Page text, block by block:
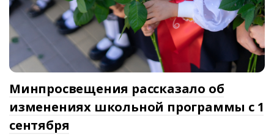
Минпросвещения рассказало об
изменениях школьной программы с 1
сентября